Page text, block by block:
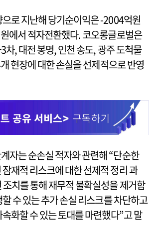
로 지난해 당기순이익은 -2004억원
에서 적자전환했다. 코오롱글로벌은
차, 대전 봉명, 인천 송도, 광주 도척물
현장에 대한 손실을 선제적으로 반영
자는 순손실 적자와 관련해 “단순한
재적 리스크에 대한 선제적 정리 과
치를 통해 재무적 불확실성을 제거함
수 있는 추가 손실 리스크를 차단하고
화할 수 있는 토대를 마련했다”고 말